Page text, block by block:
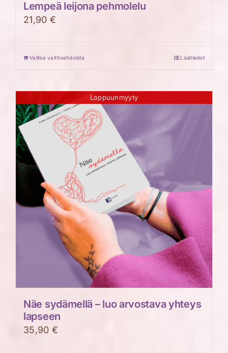
Lempeä leijona pehmolelu
21,90 €
Valitse vaihtoehdoista Lisätiedot
Loppuunmyyty
Näe sydämellä – luo arvostava yhteys
lapseen
35,90 €